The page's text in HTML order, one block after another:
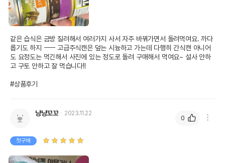
같은 습식은 금방 질려해서 여러가지 사서 자주 바꿔가면서 돌려먹여요. 까다
롭기도 하지 ㅡㅡ 고급주식캔은 덮는 시늉하고 가는데 다행히 간식캔 아니어
도 요정도는 먹긴해서 사진에 있는 정도로 돌려 구매해서 먹여요~ 설사 안하
고 구토 안하고 잘 먹습니다!!
#상품후기
냥냥꼬꼬 2023.11.22
첫구매
0